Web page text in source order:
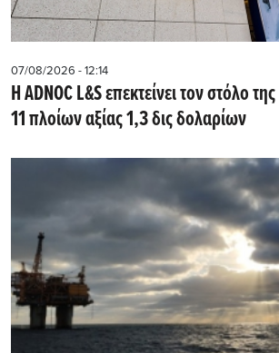
07/08/2026 - 12:14
Η ADNOC L&S επεκτείνει τον στόλο
11 πλοίων αξίας 1,3 δις δολαρίων